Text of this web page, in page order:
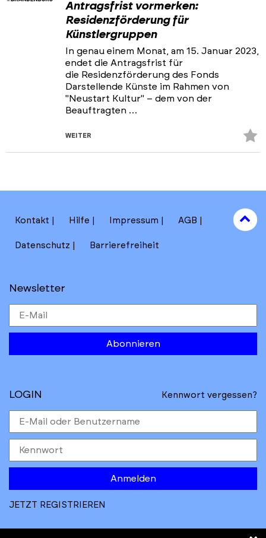
Antragsfrist vormerken:
Residenzförderung für
Künstlergruppen
In genau einem Monat, am 15. Januar 2023,
endet die Antragsfrist für
die Residenzförderung des Fonds
Darstellende Künste im Rahmen von
"Neustart Kultur" – dem von der
Beauftragten …
WEITER
Kontakt Hilfe Impressum AGB
Datenschutz Barrierefreiheit
Newsletter
Abonnieren
to
top
LOGIN Kennwort vergessen?
Anmelden
JETZT REGISTRIEREN